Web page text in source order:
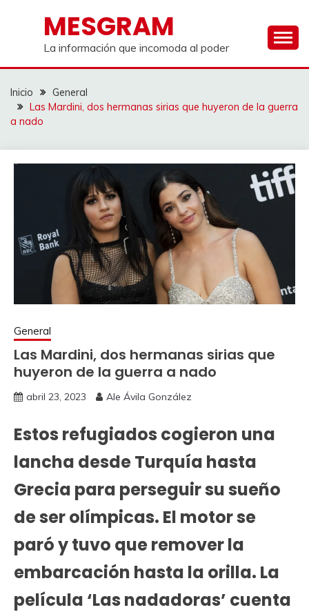
contenidoMESGRAM
La información que incomoda al poder
Inicio
General
Las Mardini, dos hermanas sirias que huyeron de la guerra
a nado
General
Las Mardini, dos hermanas sirias que
huyeron de la guerra a nado
abril 23, 2023 Ale Ávila González
Estos refugiados cogieron una
lancha desde Turquía hasta
Grecia para perseguir su sueño
de ser olímpicas. El motor se
paró y tuvo que remover la
embarcación hasta la orilla. La
película ‘Las nadadoras’ cuenta